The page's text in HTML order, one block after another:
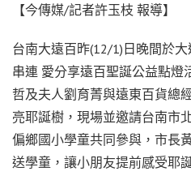
【今傳媒/記者許玉枝 報導】
台南大遠百昨(12/1)日晚間於
串連 愛分享遠百聖誕公益點燈
哲及夫人劉育菁與遠東百貨總
亮耶誕樹，現場並邀請台南市
偏鄉國小學童共同參與，市長
送學童，讓小朋友提前感受耶